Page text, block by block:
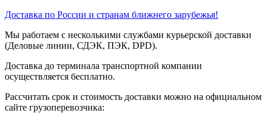
Доставка по России и странам ближнего зарубежья!
Мы работаем с несколькими службами курьерской доставки
(Деловые линии, СДЭК, ПЭК, DPD).
Доставка до терминала транспортной компании
осуществляется бесплатно.
Рассчитать срок и стоимость доставки можно на официальном
сайте грузоперевозчика: